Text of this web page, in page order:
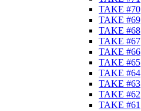
TAKE #70
TAKE #69
TAKE #68
TAKE #67
TAKE #66
TAKE #65
TAKE #64
TAKE #63
TAKE #62
TAKE #61